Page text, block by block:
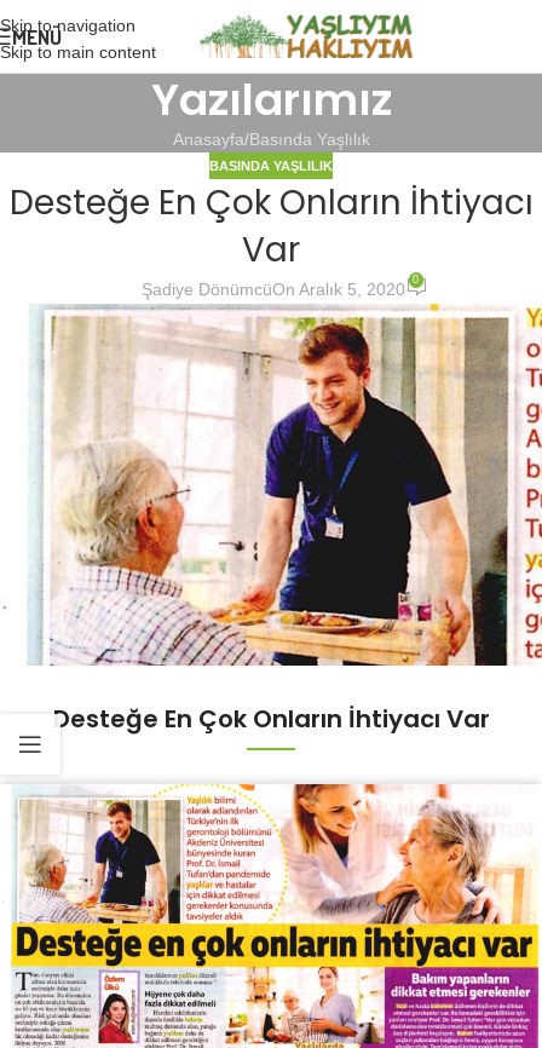
Skip to navigation
Skip to main content
MENÜ
Yazılarımız
Anasayfa Basında Yaşlılık
BASINDA YAŞLILIK
Desteğe En Çok Onların İhtiyacı
Var
Şadiye DönümcüOn Aralık 5, 2020 0
Desteğe En Çok Onların İhtiyacı Var